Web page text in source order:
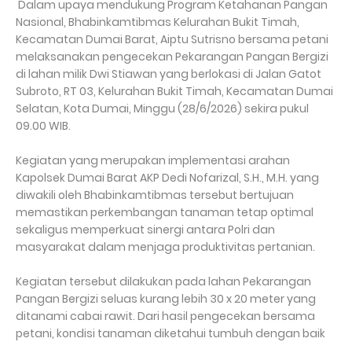
Dalam upaya mendukung Program Ketahanan Pangan
Nasional, Bhabinkamtibmas Kelurahan Bukit Timah,
Kecamatan Dumai Barat, Aiptu Sutrisno bersama petani
melaksanakan pengecekan Pekarangan Pangan Bergizi
di lahan milik Dwi Stiawan yang berlokasi di Jalan Gatot
Subroto, RT 03, Kelurahan Bukit Timah, Kecamatan Dumai
Selatan, Kota Dumai, Minggu (28/6/2026) sekira pukul
09.00 WIB.
Kegiatan yang merupakan implementasi arahan
Kapolsek Dumai Barat AKP Dedi Nofarizal, S.H., M.H. yang
diwakili oleh Bhabinkamtibmas tersebut bertujuan
memastikan perkembangan tanaman tetap optimal
sekaligus memperkuat sinergi antara Polri dan
masyarakat dalam menjaga produktivitas pertanian.
Kegiatan tersebut dilakukan pada lahan Pekarangan
Pangan Bergizi seluas kurang lebih 30 x 20 meter yang
ditanami cabai rawit. Dari hasil pengecekan bersama
petani, kondisi tanaman diketahui tumbuh dengan baik